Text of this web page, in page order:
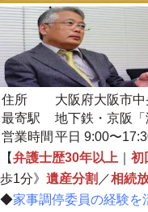
住所
大阪府大阪市
最寄駅
地下鉄・京阪
営業時間 平日 9:00〜
【弁護士歴30年以上 初
歩1分》 遺産分割 ／相続
◆家事調停委員の経験を